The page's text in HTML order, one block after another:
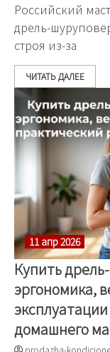
Российский
дрель-
строя из-за
ЧИТАТЬ ДАЛЕЕ
11 апр 2026
Купить
эргономика,
домашнего
prodazha-